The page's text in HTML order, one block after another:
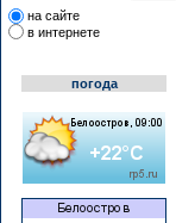
на сайте
в интернете
погода